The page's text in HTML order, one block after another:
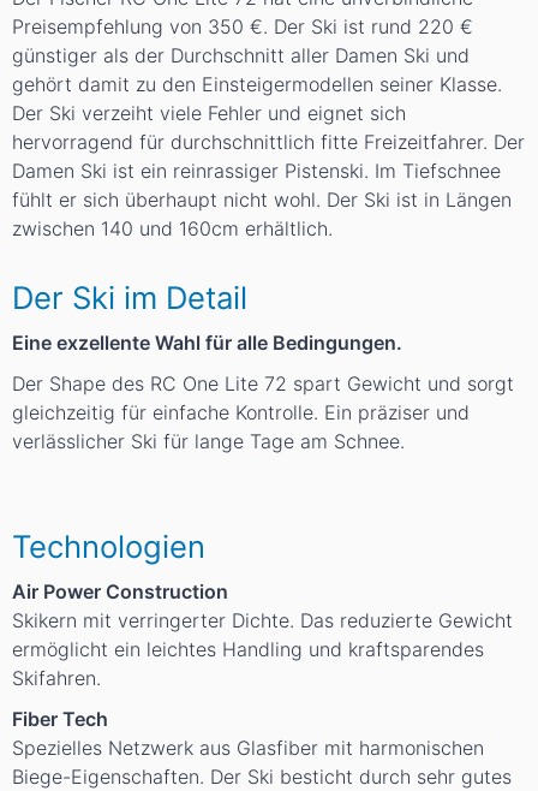
Preisempfehlung von 350 €. Der Ski ist rund 220 €
günstiger als der Durchschnitt aller Damen Ski und
gehört damit zu den Einsteigermodellen seiner Klasse.
Der Ski verzeiht viele Fehler und eignet sich
hervorragend für durchschnittlich fitte Freizeitfahrer. Der
Damen Ski ist ein reinrassiger Pistenski. Im Tiefschnee
fühlt er sich überhaupt nicht wohl. Der Ski ist in Längen
zwischen 140 und 160cm erhältlich.
Der Ski im Detail
Eine exzellente Wahl für alle Bedingungen.
Der Shape des RC One Lite 72 spart Gewicht und sorgt
gleichzeitig für einfache Kontrolle. Ein präziser und
verlässlicher Ski für lange Tage am Schnee.
Technologien
Air Power Construction
Skikern mit verringerter Dichte. Das reduzierte Gewicht
ermöglicht ein leichtes Handling und kraftsparendes
Skifahren.
Fiber Tech
Spezielles Netzwerk aus Glasfiber mit harmonischen
Biege-Eigenschaften. Der Ski besticht durch sehr gutes